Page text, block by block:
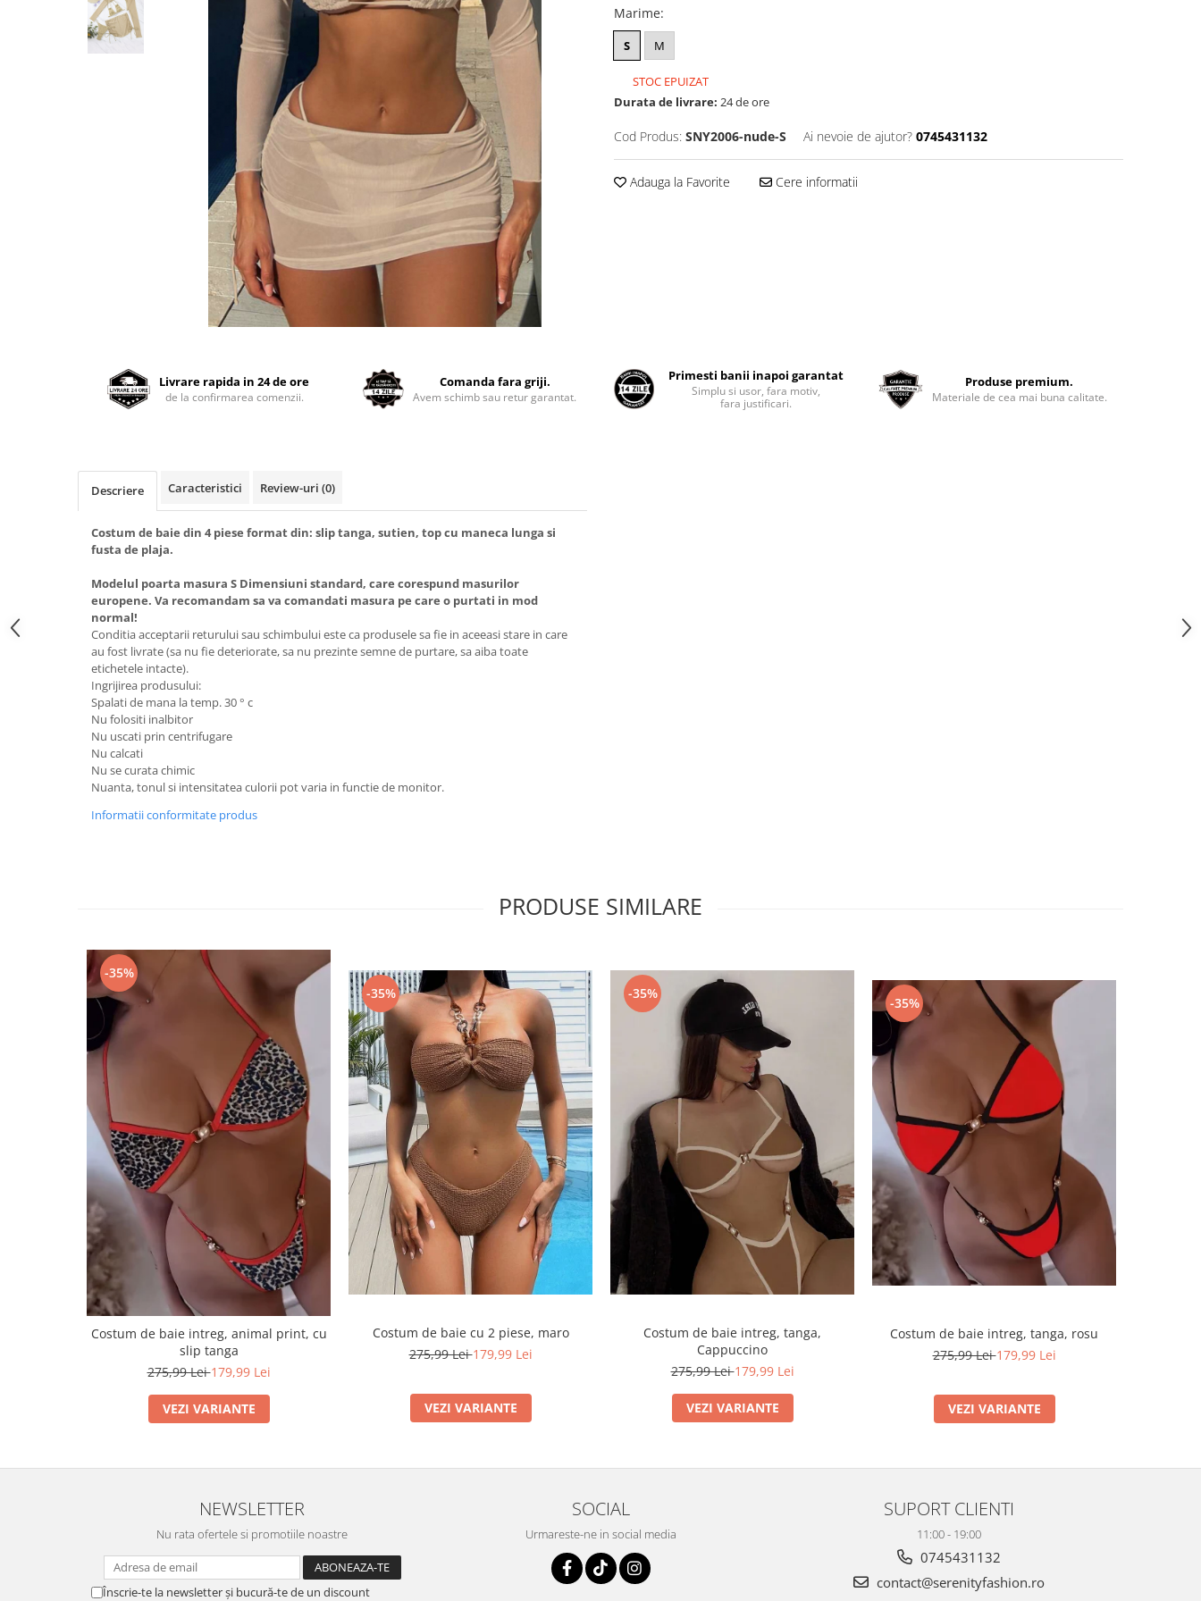
Facebook
Marime:
S M
STOC EPUIZAT
Durata de livrare: 24 de ore
Cod Produs: SNY2006-nude-S Ai nevoie de ajutor? 0745431132
Adauga la Favorite Cere informatii
Livrare rapida in 24 de ore
de la confirmarea comenzii.
Comanda fara griji.
Avem schimb sau retur garantat.
Primesti banii inapoi garantat
Simplu si usor, fara motiv,
fara justificari.
Produse premium.
Materiale de cea mai buna calitate.
Descriere Caracteristici Review-uri (0)
Costum de baie din 4 piese format din: slip tanga, sutien, top cu maneca lunga si
fusta de plaja.
Modelul poarta masura S Dimensiuni standard, care corespund masurilor
europene. Va recomandam sa va comandati masura pe care o purtati in mod
normal!
Conditia acceptarii returului sau schimbului este ca produsele sa fie in aceeasi stare in care
au fost livrate (sa nu fie deteriorate, sa nu prezinte semne de purtare, sa aiba toate
etichetele intacte).
Ingrijirea produsului:
Spalati de mana la temp. 30 ° c
Nu folositi inalbitor
Nu uscati prin centrifugare
Nu calcati
Nu se curata chimic
Nuanta, tonul si intensitatea culorii pot varia in functie de monitor.
Informatii conformitate produs
PRODUSE SIMILARE
-35%
Costum de baie intreg, animal print, cu
slip tanga
275,99 Lei179,99 Lei
VEZI VARIANTE
-35%
Costum de baie cu 2 piese, maro
275,99 Lei179,99 Lei
VEZI VARIANTE
-35%
Costum de baie intreg, tanga,
Cappuccino
275,99 Lei179,99 Lei
VEZI VARIANTE
-35%
Costum de baie intreg, tanga, rosu
275,99 Lei179,99 Lei
VEZI VARIANTE
NEWSLETTER
Nu rata ofertele si promotiile noastre
Înscrie-te la newsletter și bucură-te de un discount
SOCIAL
Urmareste-ne in social media
SUPORT CLIENTI
11:00 - 19:00
0745431132
contact@serenityfashion.ro